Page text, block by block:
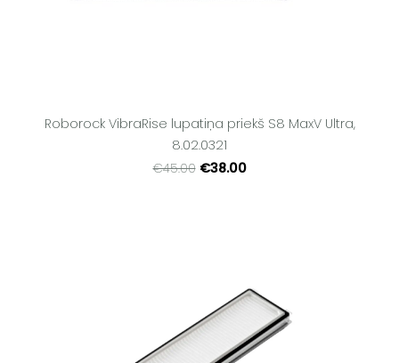
Roborock VibraRise lupatiņa priekš S8 MaxV Ultra,
8.02.0321
€45.00 €38.00